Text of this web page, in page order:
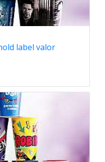
label valor